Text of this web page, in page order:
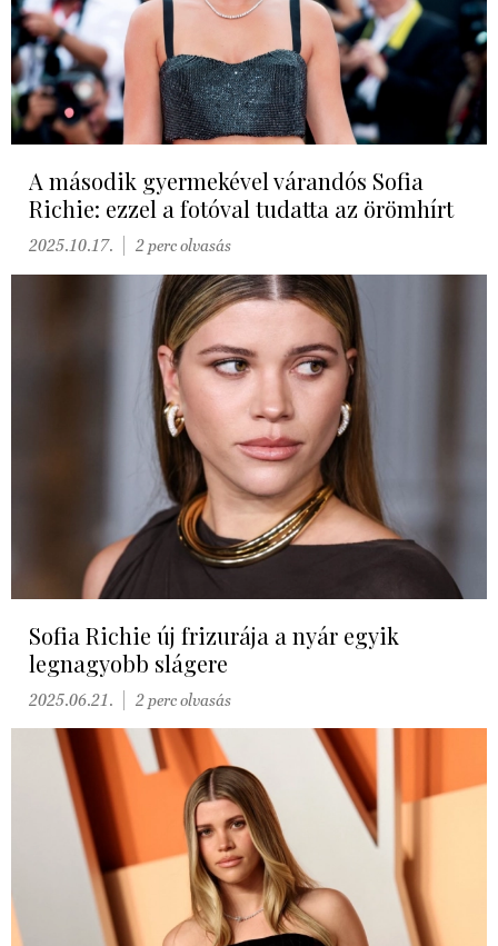
A második gyermekével várandós Sofia
Richie: ezzel a fotóval tudatta az örömhírt
2025.10.17. 2 perc olvasás
Sofia Richie új frizurája a nyár egyik
legnagyobb slágere
2025.06.21. 2 perc olvasás